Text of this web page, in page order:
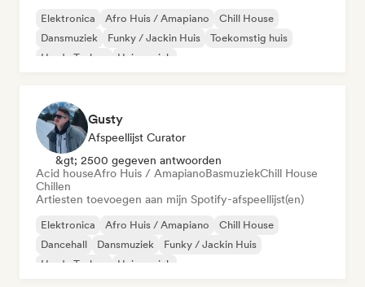
Elektronica Afro Huis / Amapiano
Chill House
Dansmuziek
Funky / Jackin Huis
Toekomstig huis
Harde Techno
Huismuziek
Gusty
Afspeellijst Curator
&gt; 2500 gegeven antwoorden
Acid houseAfro Huis / AmapianoBasmuziekChill House
Chillen
Artiesten toevoegen aan mijn Spotify-afspeellijst(en)
Elektronica Afro Huis / Amapiano
Chill House
Dancehall
Dansmuziek
Funky / Jackin Huis
Harde Techno
Huismuziek